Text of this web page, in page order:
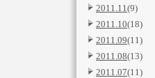
2011.11(9)
2011.10(18)
2011.09(11)
2011.08(13)
2011.07(11)